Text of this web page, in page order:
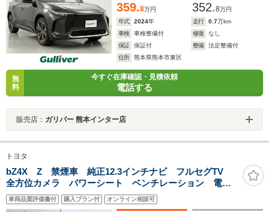
359.8万円 352.8万円
年式
2024年 走行 0.7万km
車検
車検整備付 修復
なし
保証
保証付 整備
法定整備付
住所
熊本県熊本市東区
無
料
今すぐ在庫確認・見積依頼
電話する
販売店： ガリバー 熊本インター店
トヨタ
bZ4X Z 禁煙車 純正12.3インチナビ フルセグTV
全方位カメラ パワーシート ベンチレーション 電動
リアゲート 純正18インチアルミホイール スマートキ
ー キーレスエントリー ステアリングリモコン
車両品質評価書付 購入プラン付 オンライン相談可